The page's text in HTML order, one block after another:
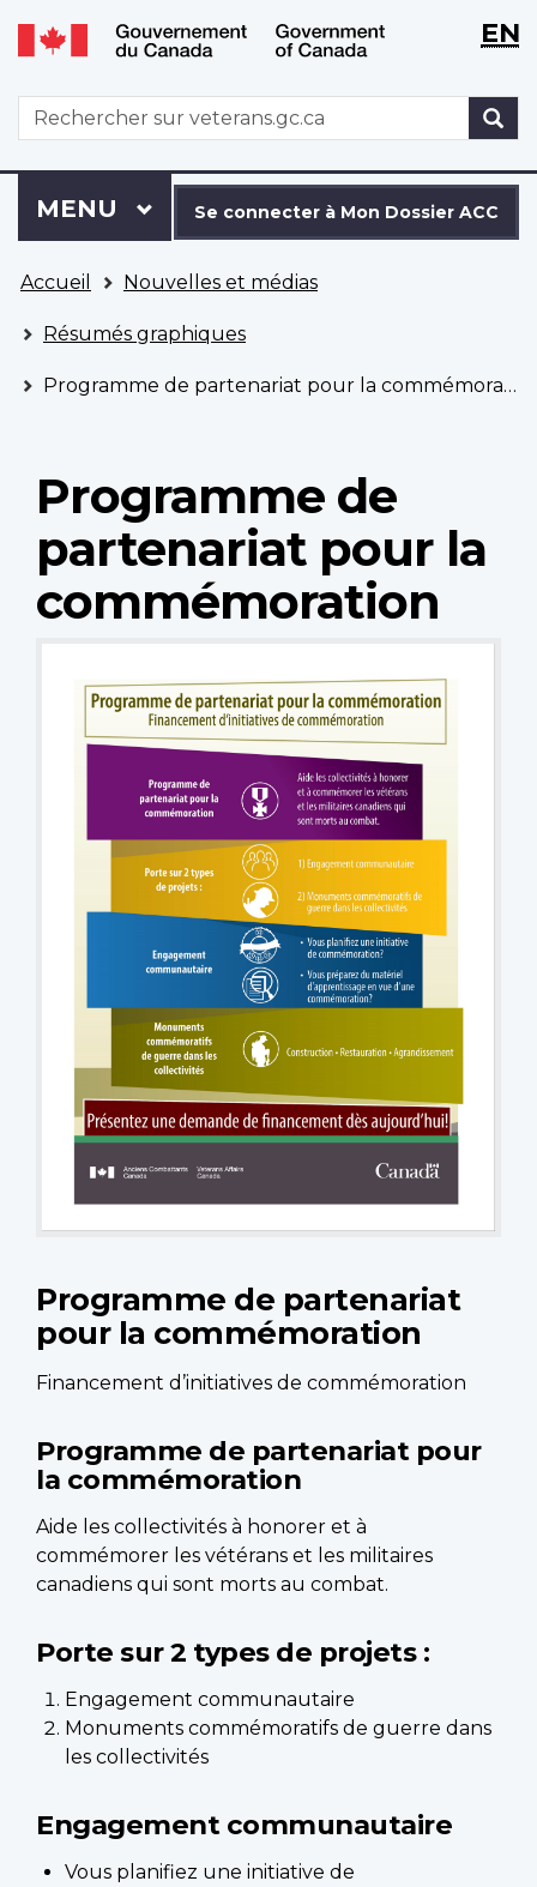
Aller
au
principal
Passer
à
version
HTML
simplifiée
WxT
WxTEN
WxT
Search
form
connecter
à
Dossier
ACC
Se connecter à Mon Dossier ACC
Menu
MENU PRINCIPAL
êtes
ici
Accueil Nouvelles et médias
Résumés graphiques
Programme de partenariat pour la commémoration
Programme de
partenariat pour la
commémoration
Programme de partenariat
pour la commémoration
Financement d’initiatives de commémoration
Programme de partenariat pour
la commémoration
Aide les collectivités à honorer et à
commémorer les vétérans et les militaires
canadiens qui sont morts au combat.
Porte sur 2 types de projets :
Engagement communautaire
Monuments commémoratifs de guerre dans
les collectivités
Engagement communautaire
Vous planifiez une initiative de